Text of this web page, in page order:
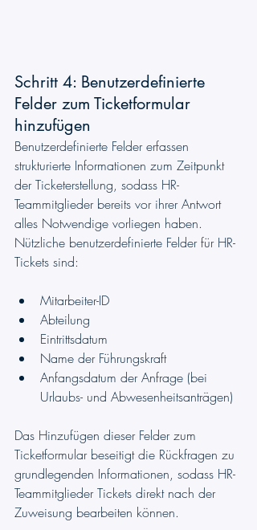
Schritt 4: Benutzerdefinierte
Felder zum Ticketformular
hinzufügen
Benutzerdefinierte Felder erfassen
strukturierte Informationen zum Zeitpunkt
der Ticketerstellung, sodass HR-
Teammitglieder bereits vor ihrer Antwort
alles Notwendige vorliegen haben.
Nützliche benutzerdefinierte Felder für HR-
Tickets sind:
Mitarbeiter-ID
Abteilung
Eintrittsdatum
Name der Führungskraft
Anfangsdatum der Anfrage (bei
Urlaubs- und Abwesenheitsanträgen)
Das Hinzufügen dieser Felder zum
Ticketformular beseitigt die Rückfragen zu
grundlegenden Informationen, sodass HR-
Teammitglieder Tickets direkt nach der
Zuweisung bearbeiten können.